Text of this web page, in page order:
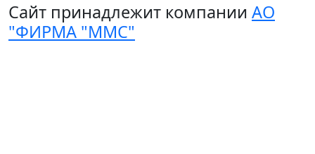
Сайт принадлежит компании АО
"ФИРМА "ММС"